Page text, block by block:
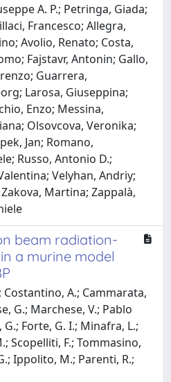
A. P.; Petringa, Giada;
Francesco; Allegra,
Avolio, Renato; Costa,
Fajstavr, Antonin; Gallo,
Guarrera,
Larosa, Giuseppina;
Enzo; Messina,
Olsovcova, Veronika;
Jan; Romano,
Russo, Antonio D.;
Velyhan, Andriy;
Martina; Zappalà,
beam radiation-
a murine model
Costantino, A.; Cammarata,
G.; Marchese, V.; Pablo
Forte, G. I.; Minafra, L.;
Scopelliti, F.; Tommasino,
Ippolito, M.; Parenti, R.;